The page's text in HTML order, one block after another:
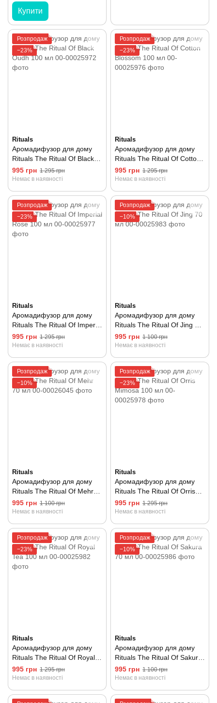
Купити
Розпродаж
−23%
Rituals
Аромадифузор для дому
Rituals The Ritual Of Black
Oudh 100 мл
995 грн 1 295 грн
Немає в наявності
Розпродаж
−23%
Rituals
Аромадифузор для дому
Rituals The Ritual Of Cotton
Blossom 100 мл
995 грн 1 295 грн
Немає в наявності
Розпродаж
−23%
Rituals
Аромадифузор для дому
Rituals The Ritual Of Imperial
Rose 100 мл
995 грн 1 295 грн
Немає в наявності
Розпродаж
−10%
Rituals
Аромадифузор для дому
Rituals The Ritual Of Jing 70
мл
995 грн 1 100 грн
Немає в наявності
Розпродаж
−10%
Rituals
Аромадифузор для дому
Rituals The Ritual Of Mehr
70 мл
995 грн 1 100 грн
Немає в наявності
Розпродаж
−23%
Rituals
Аромадифузор для дому
Rituals The Ritual Of Orris
Mimosa 100 мл
995 грн 1 295 грн
Немає в наявності
Розпродаж
−23%
Rituals
Аромадифузор для дому
Rituals The Ritual Of Royal
Tea 100 мл
995 грн 1 295 грн
Немає в наявності
Розпродаж
−10%
Rituals
Аромадифузор для дому
Rituals The Ritual Of Sakura
70 мл
995 грн 1 100 грн
Немає в наявності